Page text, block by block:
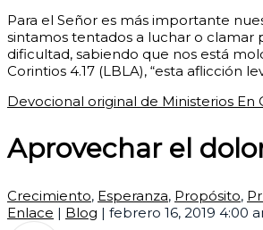
Para el Señor es más importante
sintamos tentados a luchar o clamar
dificultad, sabiendo que nos está
Corintios 4.17 (LBLA), “esta aflicción
Devocional original de Ministerios En
Aprovechar el
Crecimiento, Esperanza, Propósito,
Enlace | Blog | febrero 16, 2019 4:00